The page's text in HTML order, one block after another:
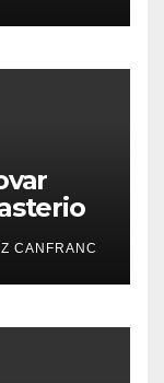
de
CANFRANC